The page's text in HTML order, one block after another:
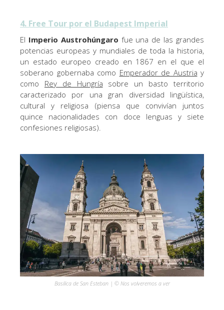
4. Free Tour por el Budapest Imperial
El Imperio Austrohúngaro fue una de las grandes
potencias europeas y mundiales de toda la historia,
un estado europeo creado en 1867 en el que el
soberano gobernaba como Emperador de Austria y
como Rey de Hungría sobre un basto territorio
caracterizado por una gran diversidad lingüística,
cultural y religiosa (piensa que convivían juntos
quince nacionalidades con doce lenguas y siete
confesiones religiosas).
Basílica de San Esteban | © Nos volveremos a ver